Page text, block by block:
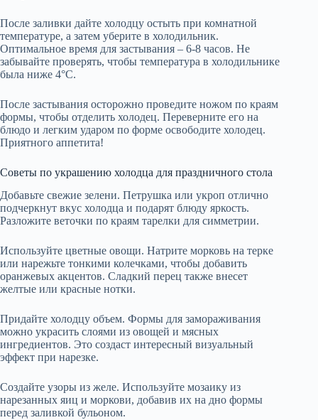
После заливки дайте холодцу остыть при комнатной
температуре, а затем уберите в холодильник.
Оптимальное время для застывания – 6-8 часов. Не
забывайте проверять, чтобы температура в холодильнике
была ниже 4°C.
После застывания осторожно проведите ножом по краям
формы, чтобы отделить холодец. Переверните его на
блюдо и легким ударом по форме освободите холодец.
Приятного аппетита!
Советы по украшению холодца для праздничного стола
Добавьте свежие зелени. Петрушка или укроп отлично
подчеркнут вкус холодца и подарят блюду яркость.
Разложите веточки по краям тарелки для симметрии.
Используйте цветные овощи. Натрите морковь на терке
или нарежьте тонкими колечками, чтобы добавить
оранжевых акцентов. Сладкий перец также внесет
желтые или красные нотки.
Придайте холодцу объем. Формы для замораживания
можно украсить слоями из овощей и мясных
ингредиентов. Это создаст интересный визуальный
эффект при нарезке.
Создайте узоры из желе. Используйте мозаику из
нарезанных яиц и моркови, добавив их на дно формы
перед заливкой бульоном.